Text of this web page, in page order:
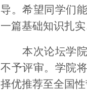
导。希望同学们
一篇基础知识扎
本次论坛学
不予评审。学院
择优推荐至全国